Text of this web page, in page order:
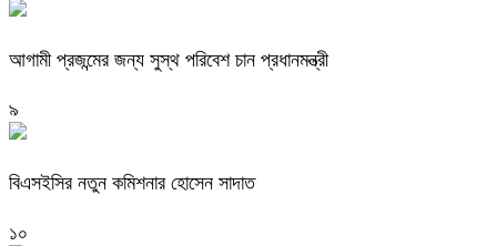
আগামী প্রজন্মের জন্য সুস্থ পরিবেশ চান প্রধানমন্ত্রী
৯
বিএসইসির নতুন কমিশনার হোসেন সাদাত
১০